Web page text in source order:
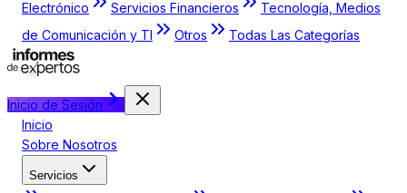
Electrónico
Servicios Financieros
Tecnología, Medios
de Comunicación y TI
Otros Todas Las Categorías
Inicio de Sesión
Inicio
Sobre Nosotros
Servicios